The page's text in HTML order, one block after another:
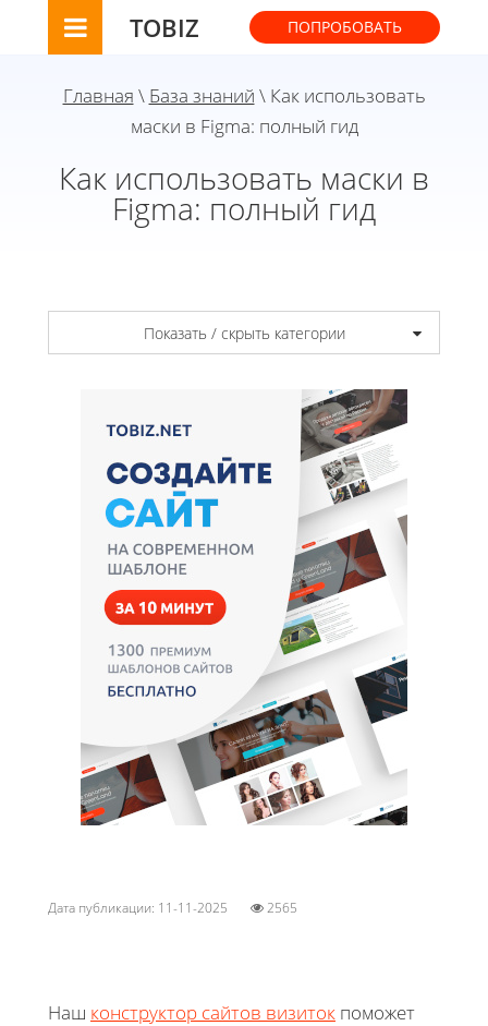
TOBIZ ПОПРОБОВАТЬ
Главная \ База знаний \ Как использовать
маски в Figma: полный гид
Как использовать маски в
Figma: полный гид
Показать / скрыть категории
Дата публикации: 11-11-2025 2565
Наш конструктор сайтов визиток поможет